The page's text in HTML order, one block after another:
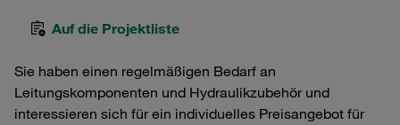
Auf die Projektliste
Sie haben einen regelmäßigen Bedarf an
Leitungskomponenten und Hydraulikzubehör und
interessieren sich für ein individuelles Preisangebot für